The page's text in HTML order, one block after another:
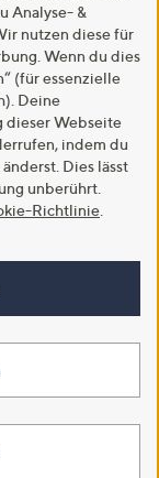
Analyse- &
nutzen diese für
Wenn du dies
(für essenzielle
Deine
dieser Webseite
indem du
Dies lässt
unberührt.
Richtlinie